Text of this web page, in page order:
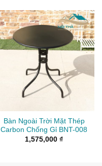
Bàn Ngoài Trời Mặt Thép
Carbon Chống Gỉ BNT-008
1,575,000 ₫